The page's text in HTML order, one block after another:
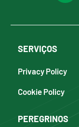
SERVIÇOS
Privacy Policy
Cookie Policy
PEREGRINOS